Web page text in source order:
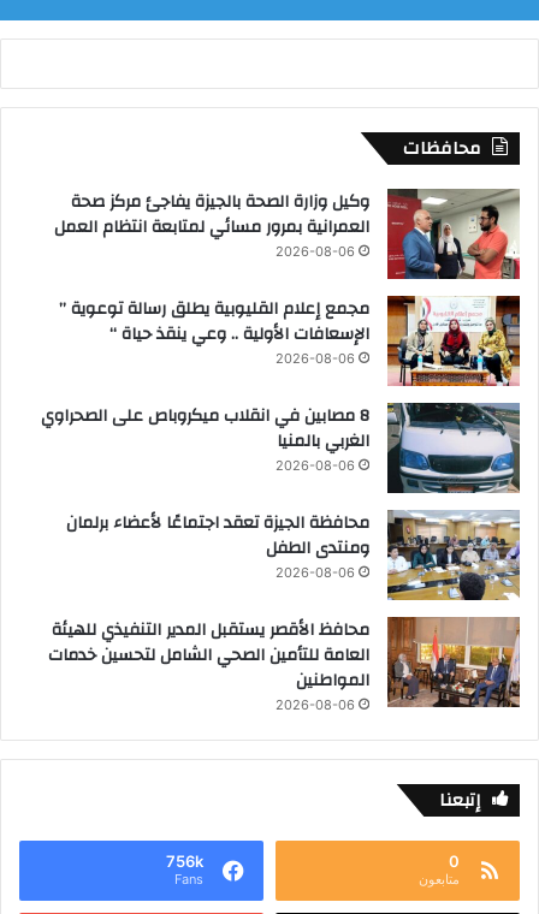
ب
و
ر
س
ع
ي
د
محافظات
وكيل وزارة الصحة بالجيزة يفاجئ مركز صحة
العمرانية بمرور مسائي لمتابعة انتظام العمل
2026-08-06
مجمع إعلام القليوبية يطلق رسالة توعوية ”
الإسعافات الأولية .. وعي ينقذ حياة “
2026-08-06
8 مصابين في انقلاب ميكروباص على الصحراوي
الغربي بالمنيا
2026-08-06
محافظة الجيزة تعقد اجتماعًا لأعضاء برلمان
ومنتدى الطفل
2026-08-06
محافظ الأقصر يستقبل المدير التنفيذي للهيئة
العامة للتأمين الصحي الشامل لتحسين خدمات
المواطنين
2026-08-06
إتبعنا
0
متابعون
756k
Fans